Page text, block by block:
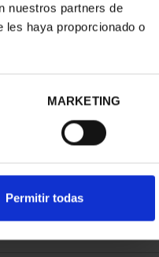
nuestros partners de
les haya proporcionado o
MARKETING
Permitir todas